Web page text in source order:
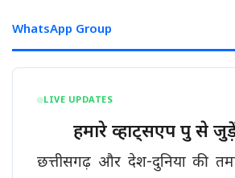
WhatsApp Group
LIVE UPDATES
हमारे व्हाट्सएप ग्रुप से
छत्तीसगढ़ और देश-दुनिया की